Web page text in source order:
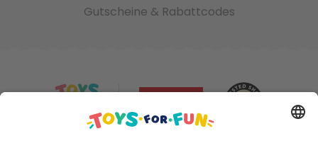
Gutscheine & Rabattcodes